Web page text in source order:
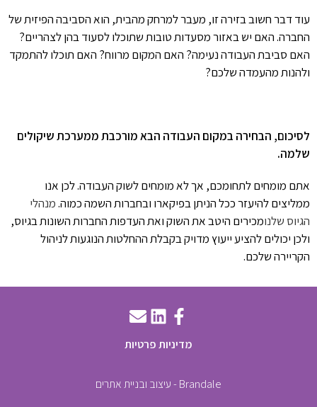
עוד דבר חשוב בזירה זו, מעבר למרחק מהבית, הוא הסביבה הפיזית של
החברה. האם יש באזור מסעדות טובות שתוכלו לסעוד בהן לצהריים?
האם סביבת העבודה נעימה? האם המקום מרווח? האם תוכלו להתמקד
ולהנות מהעמדה שלכם?
לסיכום, הבחירה במקום העבודה הבא מורכבת ממערכת שיקולים
שלמה.
אתם מומחים לתחומכם, אך לא מומחים לשוק העבודה. לכן אנו
ממליצים להיעזר ככל הניתן בפיקארו ובחברות השמה כמוה.מנהלי
הגיוס שלנומכירים היטב את השוק ואת העדפות החברות השונות בגיוס,
ולכן יכולים להציע ייעוץ מדויק בקבלת ההחלטות הנוגעות לניהול
הקריירה שלכם.
מדיניות פרטיות
Brandale - עיצוב ובניית אתרים